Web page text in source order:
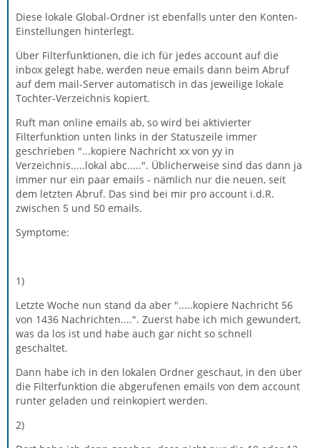
Diese lokale Global-Ordner ist ebenfalls unter den Konten-
Einstellungen hinterlegt.
Über Filterfunktionen, die ich für jedes account auf die
inbox gelegt habe, werden neue emails dann beim Abruf
auf dem mail-Server automatisch in das jeweilige lokale
Tochter-Verzeichnis kopiert.
Ruft man online emails ab, so wird bei aktivierter
Filterfunktion unten links in der Statuszeile immer
geschrieben "...kopiere Nachricht xx von yy in
Verzeichnis.....lokal abc.....". Üblicherweise sind das dann ja
immer nur ein paar emails - nämlich nur die neuen, seit
dem letzten Abruf. Das sind bei mir pro account i.d.R.
zwischen 5 und 50 emails.
Symptome:
1)
Letzte Woche nun stand da aber ".....kopiere Nachricht 56
von 1436 Nachrichten....". Zuerst habe ich mich gewundert,
was da los ist und habe auch gar nicht so schnell
geschaltet.
Dann habe ich in den lokalen Ordner geschaut, in den über
die Filterfunktion die abgerufenen emails von dem account
runter geladen und reinkopiert werden.
2)